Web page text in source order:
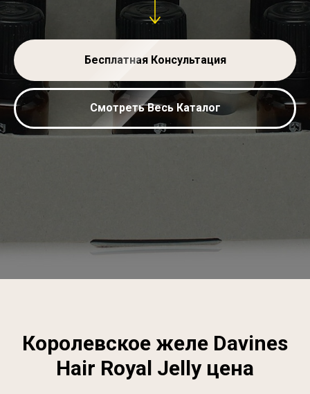
Бесплатная Консультация
Смотреть Весь Каталог
Королевское желе Davines
Hair Royal Jelly цена